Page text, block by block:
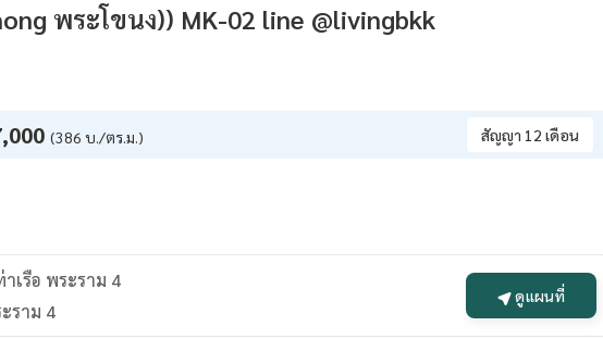
พระโขนง)) MK-02 line @livingbkk
(386 บ./ตร.ม.) สัญญา 12 เดือน
เรือ พระราม 4
ราม 4
ดูแผนที่